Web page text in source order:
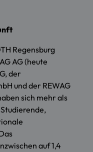
Regensburg
AG (heute
der
und der REWAG
sich mehr als
auf 1,4